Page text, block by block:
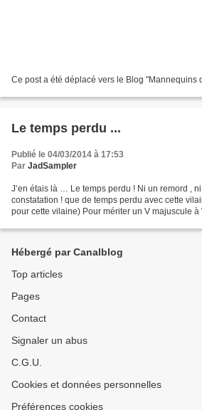
Ce post a été déplacé vers le Blog "Mannequins
Le temps perdu ...
Publié le 04/03/2014 à 17:53
Par JadSampler
J’en étais là … Le temps perdu ! Ni un remord ,
constatation ! que de temps perdu avec cette
pour cette vilaine) Pour mériter un V majuscule à
Hébergé par Canalblog
Top articles
Pages
Contact
Signaler un abus
C.G.U.
Cookies et données personnelles
Préférences cookies